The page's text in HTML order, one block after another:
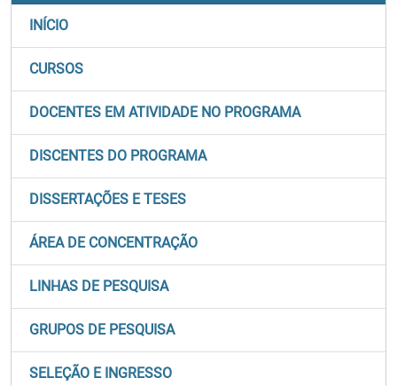
INÍCIO
CURSOS
DOCENTES EM ATIVIDADE NO PROGRAMA
DISCENTES DO PROGRAMA
DISSERTAÇÕES E TESES
ÁREA DE CONCENTRAÇÃO
LINHAS DE PESQUISA
GRUPOS DE PESQUISA
SELEÇÃO E INGRESSO